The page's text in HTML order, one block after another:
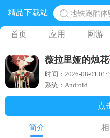
精品下载站
地铁跑酷体
网易光遇
黎明觉醒
蛋仔派对
奥特曼王者
首页 应用 网游
薇拉里娅的烛花
时间：2026-08-01
系统：Android
点
简介